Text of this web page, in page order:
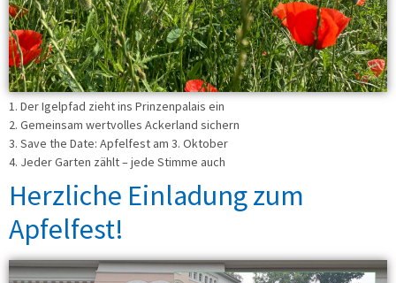
1. Der Igelpfad zieht ins Prinzenpalais ein
2. Gemeinsam wertvolles Ackerland sichern
3. Save the Date: Apfelfest am 3. Oktober
4. Jeder Garten zählt – jede Stimme auch
Herzliche Einladung zum
Apfelfest!